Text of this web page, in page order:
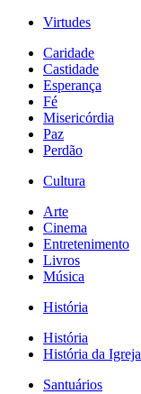
Virtudes
Caridade
Castidade
Esperança
Fé
Misericórdia
Paz
Perdão
Cultura
Arte
Cinema
Entretenimento
Livros
Música
História
História
História da Igreja
Santuários